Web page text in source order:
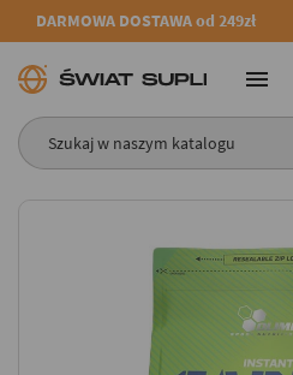
DARMOWA DOSTAWA od 249zł
